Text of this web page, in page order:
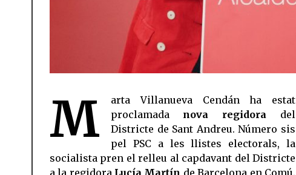
M
arta Villanueva Cendán ha estat
proclamada nova regidora del
Districte de Sant Andreu. Número sis
pel PSC a les llistes electorals, la
socialista pren el relleu al capdavant del Districte
a la regidora Lucía Martín de Barcelona en Comú.